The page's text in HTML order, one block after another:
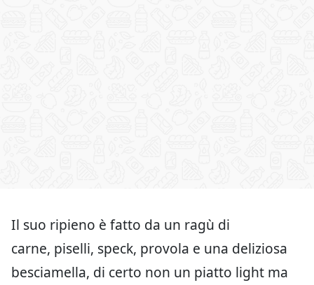
Il suo ripieno è fatto da un ragù di
carne, piselli, speck, provola e una deliziosa
besciamella, di certo non un piatto light ma